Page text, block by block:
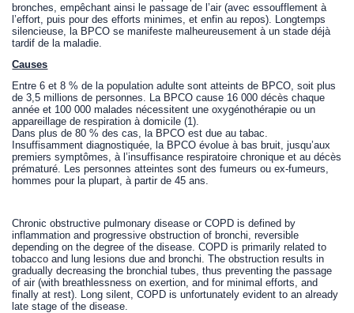
bronches, empêchant ainsi le passage de l’air (avec essoufflement à
l’effort, puis pour des efforts minimes, et enfin au repos). Longtemps
silencieuse, la BPCO se manifeste malheureusement à un stade déjà
tardif de la maladie.
Causes
Entre 6 et 8 % de la population adulte sont atteints de BPCO, soit plus
de 3,5 millions de personnes. La BPCO cause 16 000 décès chaque
année et 100 000 malades nécessitent une oxygénothérapie ou un
appareillage de respiration à domicile (1).
Dans plus de 80 % des cas, la BPCO est due au tabac.
Insuffisamment diagnostiquée, la BPCO évolue à bas bruit, jusqu’aux
premiers symptômes, à l’insuffisance respiratoire chronique et au décès
prématuré. Les personnes atteintes sont des fumeurs ou ex-fumeurs,
hommes pour la plupart, à partir de 45 ans.
Chronic obstructive pulmonary disease or COPD is defined by
inflammation and progressive obstruction of bronchi, reversible
depending on the degree of the disease. COPD is primarily related to
tobacco and lung lesions due and bronchi. The obstruction results in
gradually decreasing the bronchial tubes, thus preventing the passage
of air (with breathlessness on exertion, and for minimal efforts, and
finally at rest). Long silent, COPD is unfortunately evident to an already
late stage of the disease.